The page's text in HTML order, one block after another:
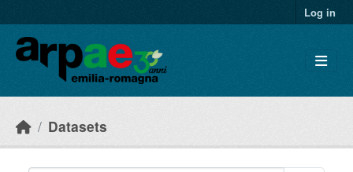
Log in
Datasets